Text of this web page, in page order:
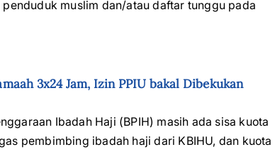
muslim dan/atau daftar tunggu pada
3x24 Jam, Izin PPIU bakal Dibekukan
Ibadah Haji (BPIH) masih ada sisa kuota
pembimbing ibadah haji dari KBIHU, dan kuota